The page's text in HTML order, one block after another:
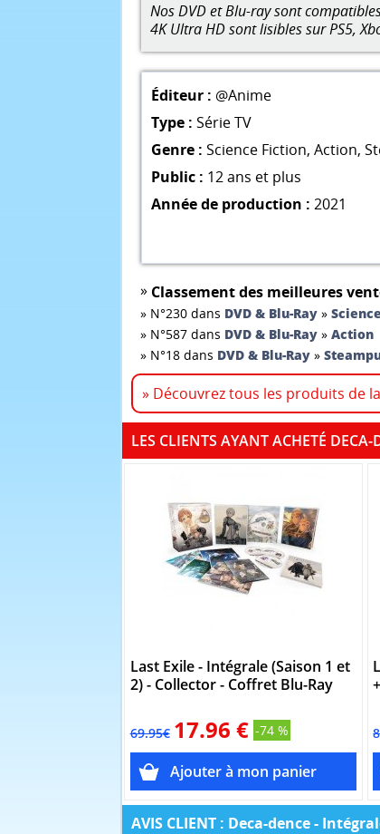
Nos DVD et Blu-ray sont
4K Ultra HD sont lisibles sur PS5,
Éditeur : @Anime
Type : Série TV
Genre : Science Fiction, Action,
Public : 12 ans et plus
Année de production : 2021
» Classement des meilleures
» N°230 dans DVD & Blu-Ray »
» N°587 dans DVD & Blu-Ray »Action
» N°18 dans DVD & Blu-Ray »
» Découvrez tous les produits de
LES CLIENTS AYANT ACHETÉ
Last Exile - Intégrale (Saison 1 et
2) - Collector - Coffret Blu-Ray
69.95€ 17.96 € -74 %
AVIS CLIENT : Deca-dence -